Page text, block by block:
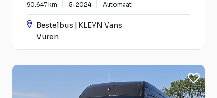
90.647 km 5-2024 Automaat
Bestelbus | KLEYN Vans
Vuren